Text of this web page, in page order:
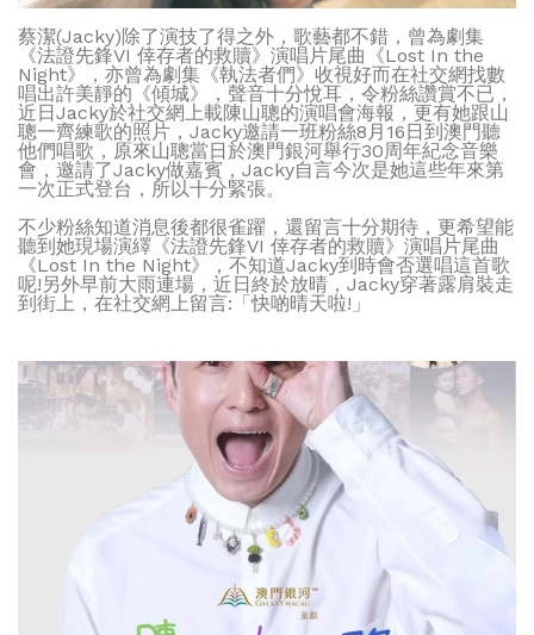
蔡潔(Jacky)除了演技了得之外，歌藝都不錯，曾為劇集
《法證先鋒VI 倖存者的救贖》演唱片尾曲《Lost In the
Night》，亦曾為劇集《執法者們》收視好而在社交網找數
唱出許美靜的《傾城》，聲音十分悅耳，令粉絲讚賞不已，
近日Jacky於社交網上載陳山聰的演唱會海報，更有她跟山
聰一齊練歌的照片，Jacky邀請一班粉絲8月16日到澳門聽
他們唱歌，原來山聰當日於澳門銀河舉行30周年紀念音樂
會，邀請了Jacky做嘉賓，Jacky自言今次是她這些年來第
一次正式登台，所以十分緊張。
不少粉絲知道消息後都很雀躍，還留言十分期待，更希望能
聽到她現場演繹《法證先鋒VI 倖存者的救贖》演唱片尾曲
《Lost In the Night》，不知道Jacky到時會否選唱這首歌
呢!另外早前大雨連場，近日終於放晴，Jacky穿著露肩裝走
到街上，在社交網上留言:「快啲晴天啦!」